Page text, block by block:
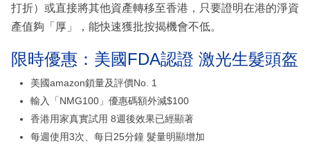
打折）或直接將其他資產轉移至香港，只要證明在港的淨資
產值夠「厚」，能快速獲批按揭機會不低。
限時優惠：美國FDA認證 激光生髮頭盔
美國amazon鎖量及評價No. 1
輸入「NMG100」優惠碼額外減$100
香港用家真實試用 8週後效果已經顯著
每週使用3次、每日25分鐘 髮量明顯增加